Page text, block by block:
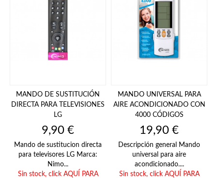
MANDO DE SUSTITUCIÓN
DIRECTA PARA TELEVISIONES
LG
Precio
9,90 €
Mando de sustitucion directa
para televisores LG Marca:
Nimo...
Sin stock, click AQUÍ PARA
MANDO UNIVERSAL PARA
AIRE ACONDICIONADO CON
4000 CÓDIGOS
Precio
19,90 €
Descripción general Mando
universal para aire
acondicionado....
Sin stock, click AQUÍ PARA